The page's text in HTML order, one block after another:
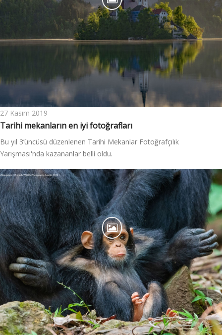
27 Kasım 2019
Tarihi mekanların en iyi fotoğrafları
Bu yıl 3’üncüsü düzenlenen Tarihi Mekanlar Fotoğrafçılık
Yarışması'nda kazananlar belli oldu.